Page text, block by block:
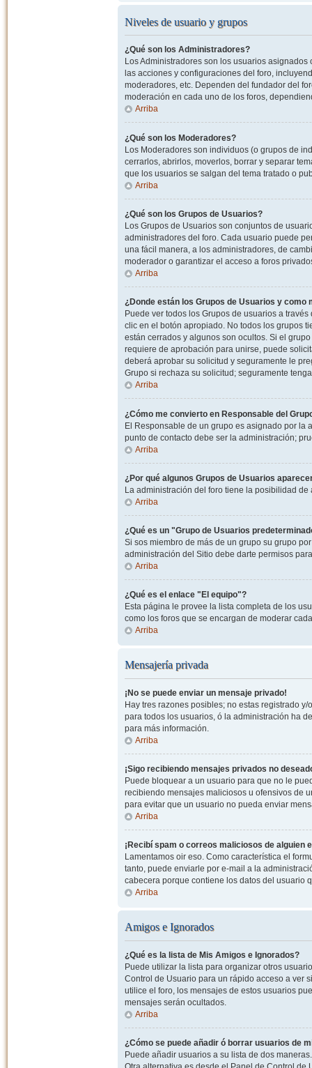
Niveles de usuario y grupos
¿Qué son los Administradores?
Los Administradores son los usuarios
las acciones y configuraciones del foro,
moderadores, etc. Dependen del fundador del
moderación en cada uno de los foros,
Arriba
¿Qué son los Moderadores?
Los Moderadores son individuos (o grupos de
cerrarlos, abrirlos, moverlos, borrar y separar
que los usuarios se salgan del tema tratado o
Arriba
¿Qué son los Grupos de Usuarios?
Los Grupos de Usuarios son conjuntos de
administradores del foro. Cada usuario puede
una fácil manera, a los administradores, de
moderador o garantizar el acceso a foros
Arriba
¿Donde están los Grupos de Usuarios y como
Puede ver todos los Grupos de usuarios a
clic en el botón apropiado. No todos los grupos
están cerrados y algunos son ocultos. Si el
requiere de aprobación para unirse, puede
deberá aprobar su solicitud y seguramente le
Grupo si rechaza su solicitud; seguramente
Arriba
¿Cómo me convierto en Responsable del
El Responsable de un grupo es asignado por la
punto de contacto debe ser la administración;
Arriba
¿Por qué algunos Grupos de Usuarios
La administración del foro tiene la posibilidad
Arriba
¿Qué es un "Grupo de Usuarios
Si sos miembro de más de un grupo su grupo
administración del Sitio debe darte permisos
Arriba
¿Qué es el enlace "El equipo"?
Esta página le provee la lista completa de los
como los foros que se encargan de moderar
Arriba
Mensajería privada
¡No se puede enviar un mensaje privado!
Hay tres razones posibles; no estas registrado
para todos los usuarios, ó la administración ha
para más información.
Arriba
¡Sigo recibiendo mensajes privados no
Puede bloquear a un usuario para que no le
recibiendo mensajes maliciosos u ofensivos de
para evitar que un usuario no pueda enviar
Arriba
¡Recibí spam o correos maliciosos de alguien
Lamentamos oir eso. Como característica el
tanto, puede enviarle por e-mail a la
cabecera porque contiene los datos del usuario
Arriba
Amigos e Ignorados
¿Qué es la lista de Mis Amigos e Ignorados?
Puede utilizar la lista para organizar otros
Control de Usuario para un rápido acceso a ver
utilice el foro, los mensajes de estos usuarios
mensajes serán ocultados.
Arriba
¿Cómo se puede añadir ó borrar usuarios de
Puede añadir usuarios a su lista de dos